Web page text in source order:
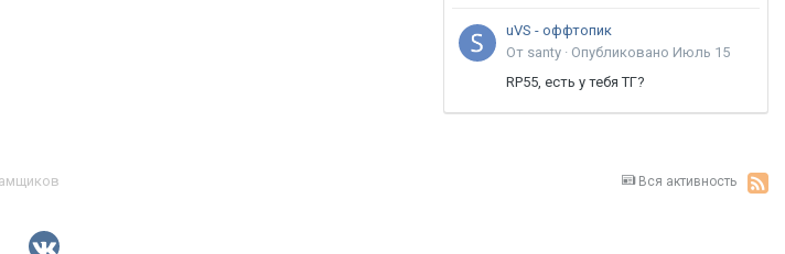
uVS - оффтопик
От santy · Опубликовано Июль 15
RP55, есть у тебя ТГ?
Вся активность